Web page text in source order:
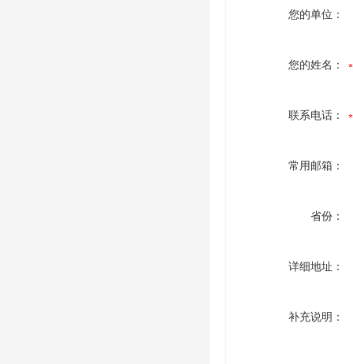
您的单位：
您的姓名：
联系电话：
常用邮箱：
省份：
详细地址：
补充说明：